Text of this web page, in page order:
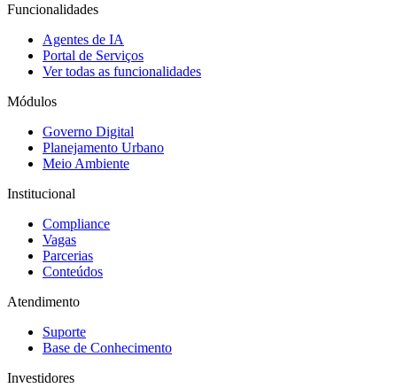
Funcionalidades
Agentes de IA
Portal de Serviços
Ver todas as funcionalidades
Módulos
Governo Digital
Planejamento Urbano
Meio Ambiente
Institucional
Compliance
Vagas
Parcerias
Conteúdos
Atendimento
Suporte
Base de Conhecimento
Investidores